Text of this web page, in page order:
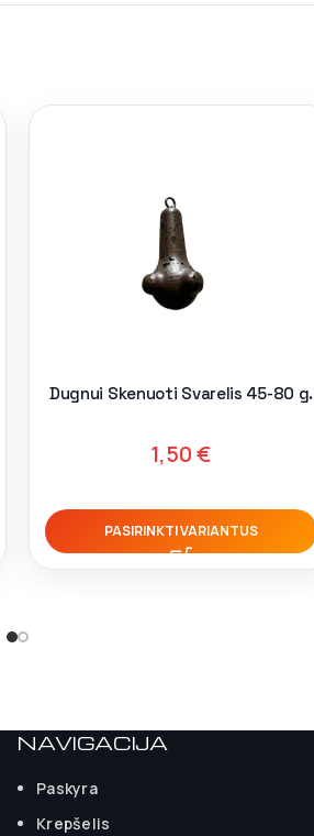
Dugnui Skenuoti Svarelis 45-80 g.
1,50€
PASIRINKTI VARIANTUS
NAVIGACIJA
Paskyra
Krepšelis